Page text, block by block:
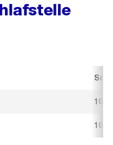
10.
10.